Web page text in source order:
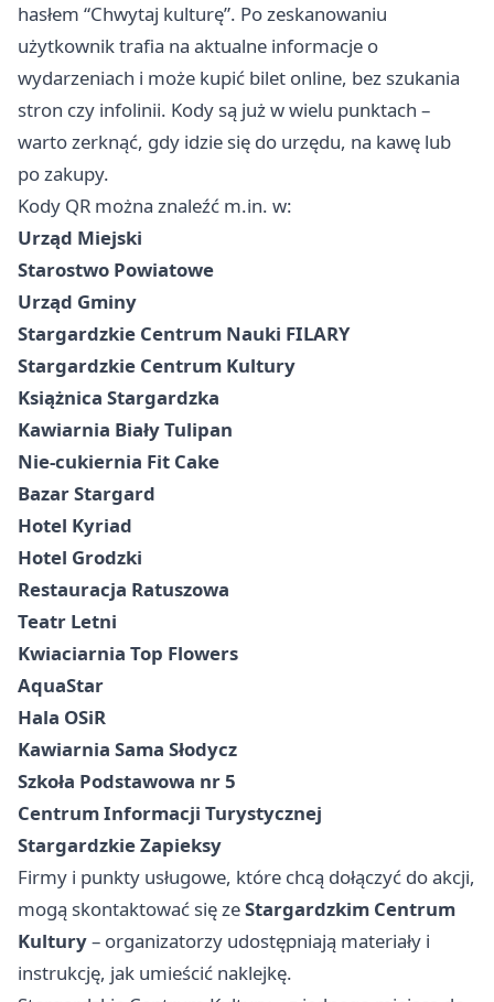
hasłem “Chwytaj kulturę”. Po zeskanowaniu
użytkownik trafia na aktualne informacje o
wydarzeniach i może kupić bilet online, bez szukania
stron czy infolinii. Kody są już w wielu punktach –
warto zerknąć, gdy idzie się do urzędu, na kawę lub
po zakupy.
Kody QR można znaleźć m.in. w:
Urząd Miejski
Starostwo Powiatowe
Urząd Gminy
Stargardzkie Centrum Nauki FILARY
Stargardzkie Centrum Kultury
Książnica Stargardzka
Kawiarnia Biały Tulipan
Nie-cukiernia Fit Cake
Bazar Stargard
Hotel Kyriad
Hotel Grodzki
Restauracja Ratuszowa
Teatr Letni
Kwiaciarnia Top Flowers
AquaStar
Hala OSiR
Kawiarnia Sama Słodycz
Szkoła Podstawowa nr 5
Centrum Informacji Turystycznej
Stargardzkie Zapieksy
Firmy i punkty usługowe, które chcą dołączyć do akcji,
mogą skontaktować się zeStargardzkim Centrum
Kultury– organizatorzy udostępniają materiały i
instrukcję, jak umieścić naklejkę.